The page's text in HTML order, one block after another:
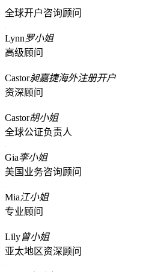
全球开户咨询顾问
Lynn罗小姐
高级顾问
Castor昶嘉捷海外注册开户
资深顾问
Castor胡小姐
全球公证负责人
Gia李小姐
美国业务咨询顾问
Mia江小姐
专业顾问
Lily曾小姐
亚太地区资深顾问